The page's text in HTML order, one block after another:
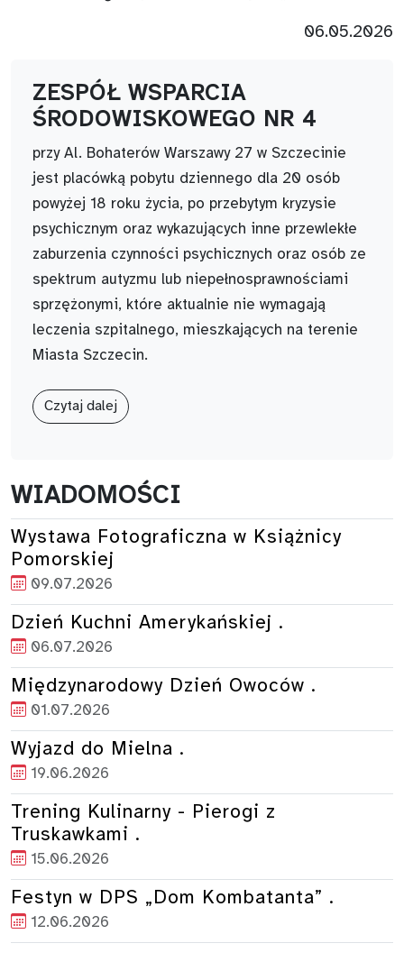
06.05.2026
ZESPÓŁ WSPARCIA
ŚRODOWISKOWEGO NR 4
przy Al. Bohaterów Warszawy 27 w Szczecinie
jest placówką pobytu dziennego dla 20 osób
powyżej 18 roku życia, po przebytym kryzysie
psychicznym oraz wykazujących inne przewlekłe
zaburzenia czynności psychicznych oraz osób ze
spektrum autyzmu lub niepełnosprawnościami
sprzężonymi, które aktualnie nie wymagają
leczenia szpitalnego, mieszkających na terenie
Miasta Szczecin.
Czytaj dalej
WIADOMOŚCI
Wystawa Fotograficzna w Książnicy
Pomorskiej
09.07.2026
Dzień Kuchni Amerykańskiej .
06.07.2026
Międzynarodowy Dzień Owoców .
01.07.2026
Wyjazd do Mielna .
19.06.2026
Trening Kulinarny - Pierogi z
Truskawkami .
15.06.2026
Festyn w DPS „Dom Kombatanta” .
12.06.2026